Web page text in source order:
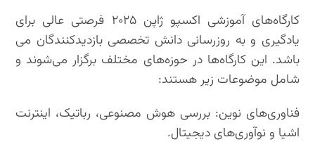
کارگاه‌های آموزشی اکسپو ژاپن ۲۰۲۵ فرصتی عالی برای
یادگیری و به روزرسانی دانش تخصصی بازدیدکنندگان می
باشد. این کارگاه‌ها در حوزه‌های مختلف برگزار می‌شوند و
شامل موضوعات زیر هستند:
فناوری‌های نوین: بررسی هوش مصنوعی، رباتیک، اینترنت
اشیا و نوآوری‌های دیجیتال.